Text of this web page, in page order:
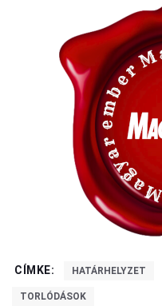
CÍMKE: HATÁRHELYZET
TORLÓDÁSOK